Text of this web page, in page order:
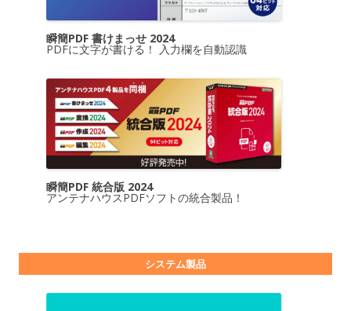
瞬簡PDF 書けまっせ 2024
PDFに文字が書ける！ 入力欄を自動認識
瞬簡PDF 統合版 2024
アンテナハウスPDFソフトの統合製品！
システム製品